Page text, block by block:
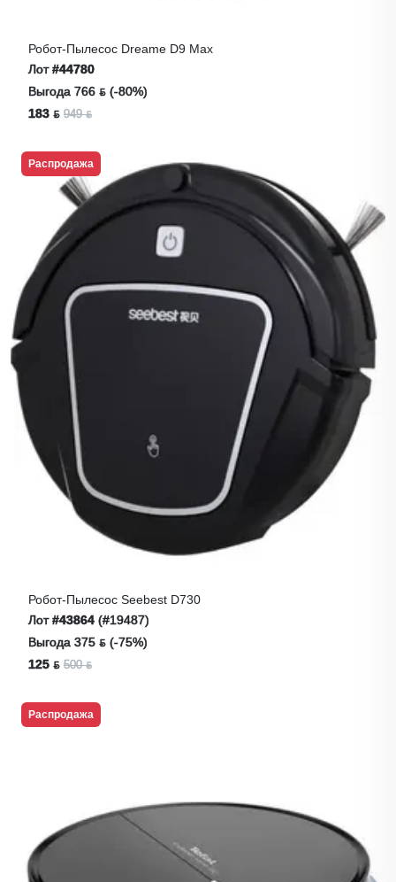
Робот-Пылесос Dreame D9 Max
Лот#44780
Выгода 766 ƃ (-80%)
183 ƃ 949 ƃ
Распродажа
Робот-Пылесос Seebest D730
Лот#43864 (#19487)
Выгода 375 ƃ (-75%)
125 ƃ 500 ƃ
Распродажа